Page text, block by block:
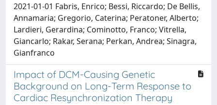
2021-01-01 Fabris, Enrico; Bessi, Riccardo; De Bellis,
Annamaria; Gregorio, Caterina; Peratoner, Alberto;
Lardieri, Gerardina; Cominotto, Franco; Vitrella,
Giancarlo; Rakar, Serana; Perkan, Andrea; Sinagra,
Gianfranco
Impact of DCM-Causing Genetic
Background on Long-Term Response to
Cardiac Resynchronization Therapy